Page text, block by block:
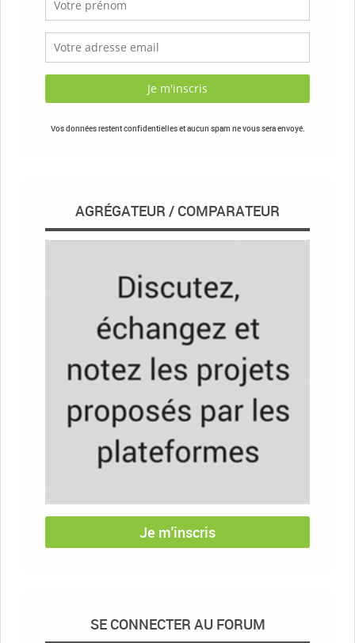
Vos données restent confidentielles et aucun spam ne vous sera envoyé.
AGRÉGATEUR / COMPARATEUR
Je m'inscris
SE CONNECTER AU FORUM